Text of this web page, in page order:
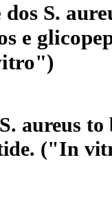
S.
e
aureus to
("In